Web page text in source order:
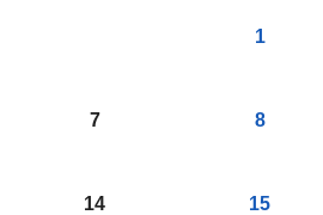
1
7 8
14 15